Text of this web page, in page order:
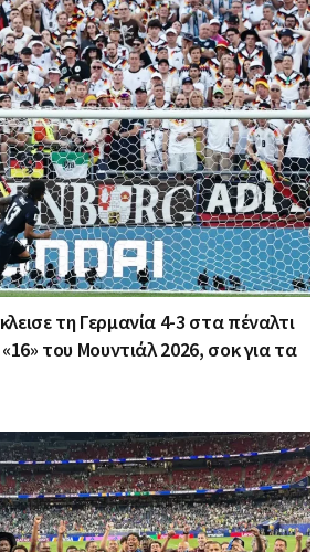
τη Γερμανία 4-3 στα πέναλτι
του Μουντιάλ 2026, σοκ για τα